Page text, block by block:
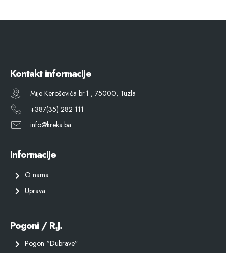
Kontakt informacije
Mije Keroševića br.1 , 75000, Tuzla
+387(35) 282 111
info@kreka.ba
Informacije
O nama
Uprava
Pogoni / R.J.
Pogon “Dubrave”